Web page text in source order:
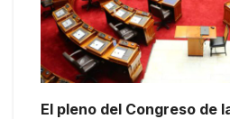
El pleno del Congreso de